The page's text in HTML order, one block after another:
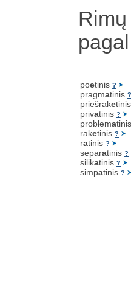
poetinis ?
pragmatinis ?
priešraketinis
privatinis ?
problematinis
raketinis ?
ratinis ?
separatinis ?
silikatinis ?
simpatinis ?